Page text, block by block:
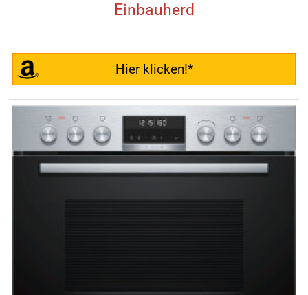
Einbauherd
Hier klicken!*